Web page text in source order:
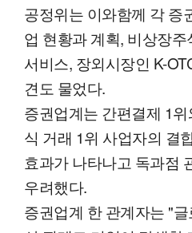
공정위는 이와함께 각 증
업 현황과 계획, 비상장
서비스, 장외시장인 K-
견도 물었다.
증권업계는 간편결제 1
식 거래 1위 사업자의 결
효과가 나타나고 독과점
우려했다.
증권업계 한 관계자는 "